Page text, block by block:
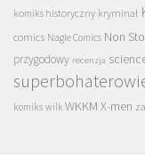
komiks historyczny kryminał
comics Nagle Comics Non
przygodowy recenzja
komiks wilk WKKM X-men